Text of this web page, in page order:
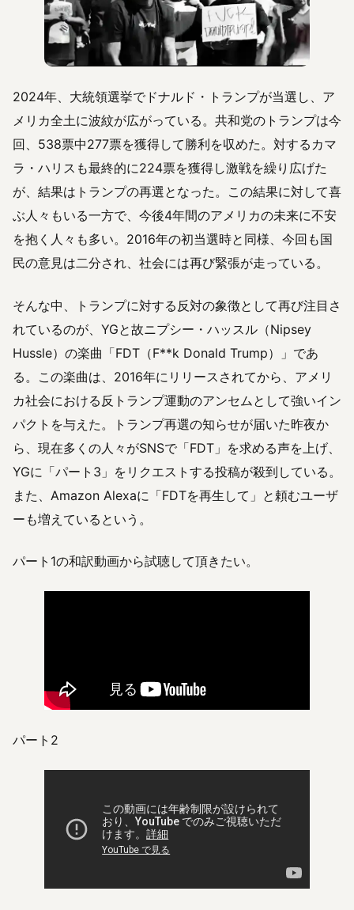
2024年、大統領選挙でドナルド・トランプが当選し、ア
メリカ全土に波紋が広がっている。共和党のトランプは今
回、538票中277票を獲得して勝利を収めた。対するカマ
ラ・ハリスも最終的に224票を獲得し激戦を繰り広げた
が、結果はトランプの再選となった。この結果に対して喜
ぶ人々もいる一方で、今後4年間のアメリカの未来に不安
を抱く人々も多い。2016年の初当選時と同様、今回も国
民の意見は二分され、社会には再び緊張が走っている。
そんな中、トランプに対する反対の象徴として再び注目さ
れているのが、YGと故ニプシー・ハッスル（Nipsey
Hussle）の楽曲「FDT（F**k Donald Trump）」であ
る。この楽曲は、2016年にリリースされてから、アメリ
カ社会における反トランプ運動のアンセムとして強いイン
パクトを与えた。トランプ再選の知らせが届いた昨夜か
ら、現在多くの人々がSNSで「FDT」を求める声を上げ、
YGに「パート3」をリクエストする投稿が殺到している。
また、Amazon Alexaに「FDTを再生して」と頼むユーザ
ーも増えているという。
パート1の和訳動画から試聴して頂きたい。
パート2